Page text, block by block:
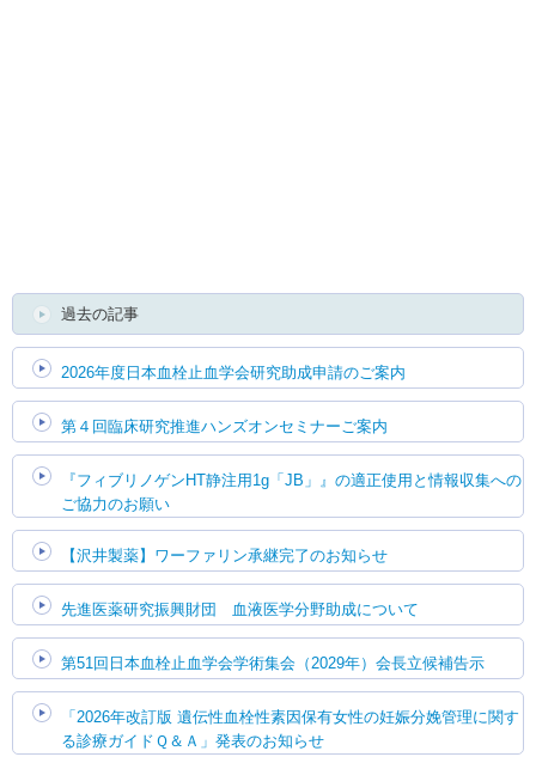
過去の記事
2026年度日本血栓止血学会研究助成申請のご案内
第４回臨床研究推進ハンズオンセミナーご案内
『フィブリノゲンHT静注用1g「JB」』の適正使用と情報収集への
ご協力のお願い
【沢井製薬】ワーファリン承継完了のお知らせ
先進医薬研究振興財団 血液医学分野助成について
第51回日本血栓止血学会学術集会（2029年）会長立候補告示
「2026年改訂版 遺伝性血栓性素因保有女性の妊娠分娩管理に関す
る診療ガイドＱ＆Ａ」発表のお知らせ